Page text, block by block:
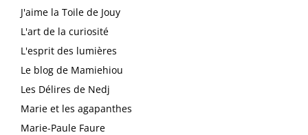
J'aime la Toile de Jouy
L'art de la curiosité
L'esprit des lumières
Le blog de Mamiehiou
Les Délires de Nedj
Marie et les agapanthes
Marie-Paule Faure